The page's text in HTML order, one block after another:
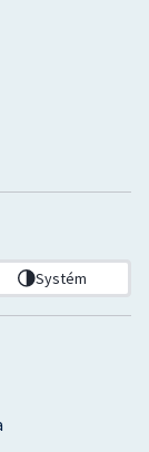
Systém